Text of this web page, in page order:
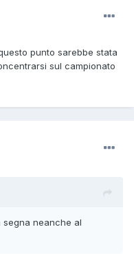
punto sarebbe stata
sul campionato
neanche al